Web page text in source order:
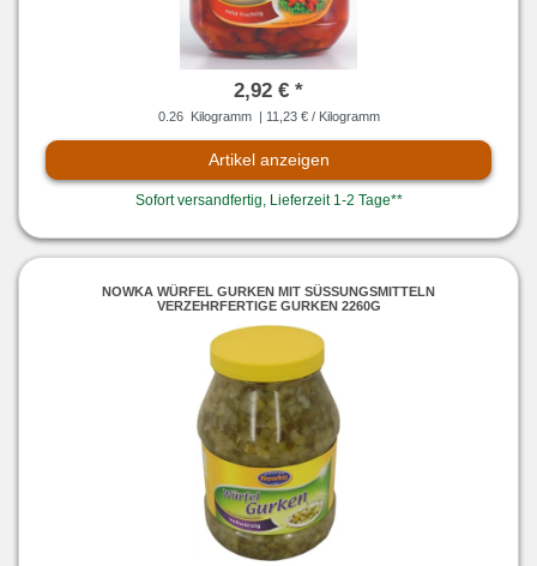
2,92 € *
0.26 Kilogramm | 11,23 € / Kilogramm
Artikel anzeigen
Sofort versandfertig, Lieferzeit 1-2 Tage**
NOWKA WÜRFEL GURKEN MIT SÜSSUNGSMITTELN V
ERZEHRFERTIGE GURKEN 2260G